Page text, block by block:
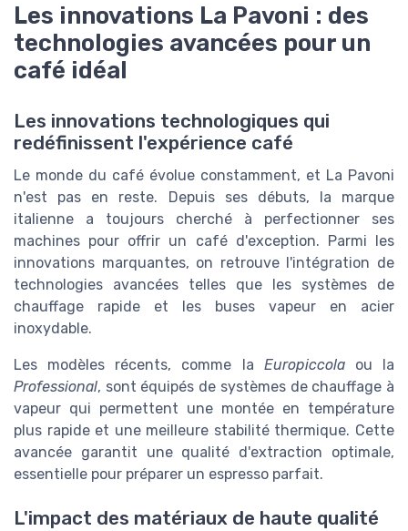
Les innovations La Pavoni : des
technologies avancées pour un
café idéal
Les innovations technologiques qui
redéfinissent l'expérience café
Le monde du café évolue constamment, et La Pavoni
n'est pas en reste. Depuis ses débuts, la marque
italienne a toujours cherché à perfectionner ses
machines pour offrir un café d'exception. Parmi les
innovations marquantes, on retrouve l'intégration de
technologies avancées telles que les systèmes de
chauffage rapide et les buses vapeur en acier
inoxydable.
Les modèles récents, comme la Europiccolaou la
Professional, sont équipés de systèmes de chauffage à
vapeur qui permettent une montée en température
plus rapide et une meilleure stabilité thermique. Cette
avancée garantit une qualité d'extraction optimale,
essentielle pour préparer un espresso parfait.
L'impact des matériaux de haute qualité
Assortiment Top Selection - 300
Capsules de Café
＋ Inclut Ristretto, Espresso & Lungo
Pratique avec 6 boîtes de 50 capsules
＋ Adapté aux professionnels
★★★★★
★★★★★ 4,8/5 — 14 avis